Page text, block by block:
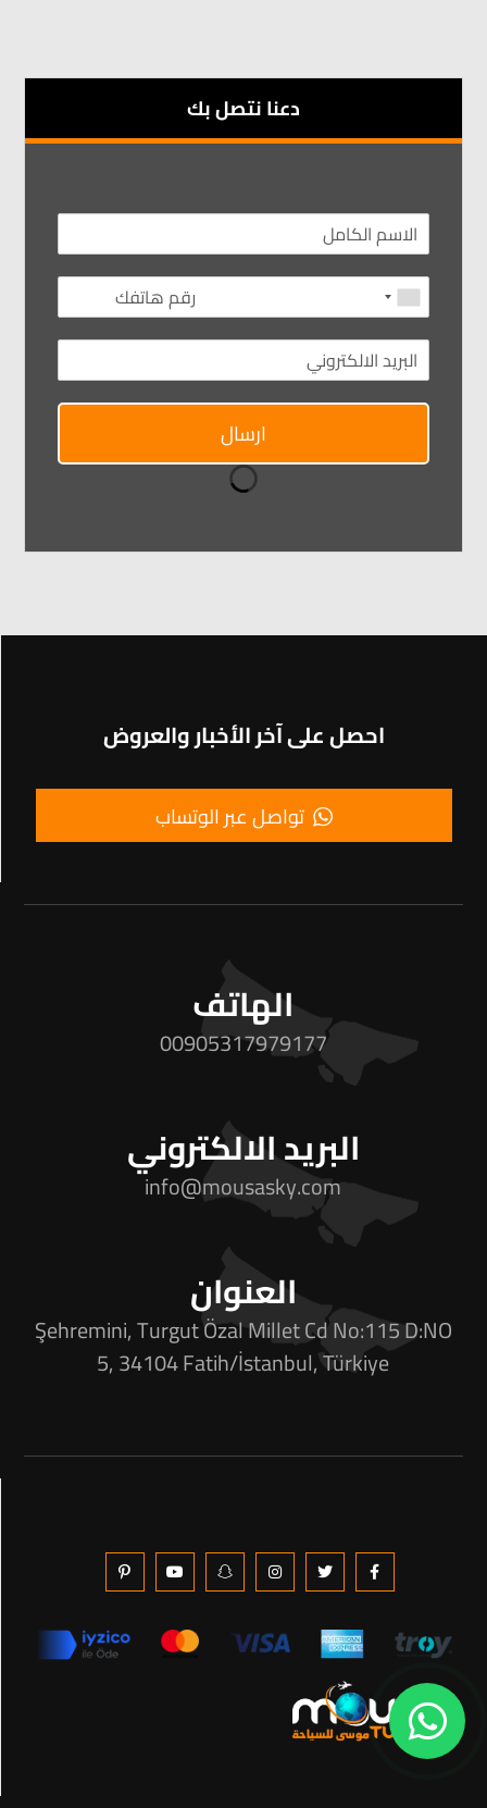
دعنا نتصل بك
ارسال
احصل على آخر الأخبار والعروض
تواصل عبر الوتساب
الهاتف
00905317979177
البريد الالكتروني
info@mousasky.com
العنوان
Şehremini, Turgut Özal Millet Cd No:115 D:NO
5, 34104 Fatih/İstanbul, Türkiye